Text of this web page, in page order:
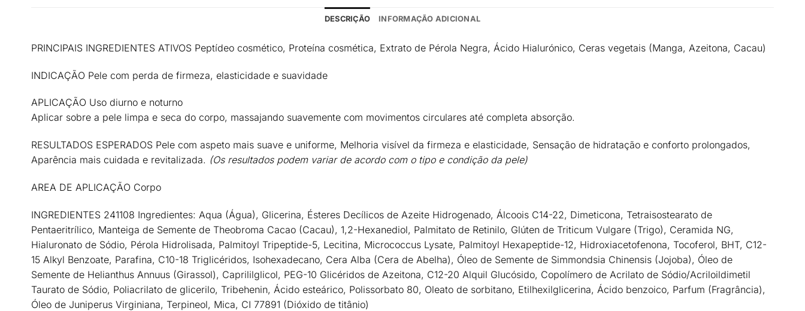
DESCRIÇÃO INFORMAÇÃO ADICIONAL
PRINCIPAIS INGREDIENTES ATIVOS Peptídeo cosmético, Proteína cosmética, Extrato de Pérola Negra, Ácido Hialurónico, Ceras vegetais (Manga, Azeitona, Cacau)
INDICAÇÃO Pele com perda de firmeza, elasticidade e suavidade
APLICAÇÃO Uso diurno e noturno
Aplicar sobre a pele limpa e seca do corpo, massajando suavemente com movimentos circulares até completa absorção.
RESULTADOS ESPERADOS Pele com aspeto mais suave e uniforme, Melhoria visível da firmeza e elasticidade, Sensação de hidratação e conforto prolongados,
Aparência mais cuidada e revitalizada. (Os resultados podem variar de acordo com o tipo e condição da pele)
AREA DE APLICAÇÃO Corpo
INGREDIENTES 241108 Ingredientes: Aqua (Água), Glicerina, Ésteres Decílicos de Azeite Hidrogenado, Álcoois C14-22, Dimeticona, Tetraisostearato de
Pentaeritrílico, Manteiga de Semente de Theobroma Cacao (Cacau), 1,2-Hexanediol, Palmitato de Retinilo, Glúten de Triticum Vulgare (Trigo), Ceramida NG,
Hialuronato de Sódio, Pérola Hidrolisada, Palmitoyl Tripeptide-5, Lecitina, Micrococcus Lysate, Palmitoyl Hexapeptide-12, Hidroxiacetofenona, Tocoferol, BHT, C12-
15 Alkyl Benzoate, Parafina, C10-18 Triglicéridos, Isohexadecano, Cera Alba (Cera de Abelha), Óleo de Semente de Simmondsia Chinensis (Jojoba), Óleo de
Semente de Helianthus Annuus (Girassol), Caprililglicol, PEG-10 Glicéridos de Azeitona, C12-20 Alquil Glucósido, Copolímero de Acrilato de Sódio/Acriloildimetil
Taurato de Sódio, Poliacrilato de glicerilo, Tribehenin, Ácido esteárico, Polissorbato 80, Oleato de sorbitano, Etilhexilglicerina, Ácido benzoico, Parfum (Fragrância),
Óleo de Juniperus Virginiana, Terpineol, Mica, CI 77891 (Dióxido de titânio)